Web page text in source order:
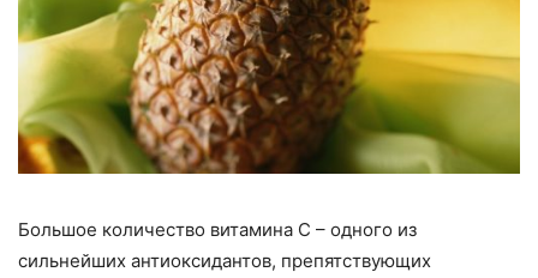
Большое количество витамина С – одного из
сильнейших антиоксидантов, препятствующих